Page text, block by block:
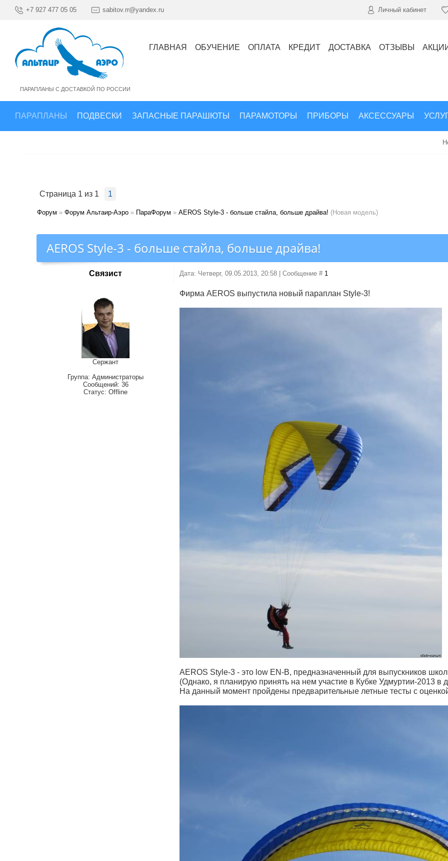
+7 927 477 05 05 sabitov.rr@yandex.ru Личный кабинет
ПАРАПЛАНЫ С ДОСТАВКОЙ ПО РОССИИ
ГЛАВНАЯ ОБУЧЕНИЕ ОПЛАТА КРЕДИТ ДОСТАВКА ОТЗЫВЫ
ПАРАПЛАНЫ ПОДВЕСКИ ЗАПАСНЫЕ ПАРАШЮТЫ ПАРАМОТОРЫ ПРИБОРЫ АКСЕССУАРЫ
Страница 1 из 1 1
Форум » Форум Альтаир-Аэро » ПараФорум » AEROS Style-3 - больше стайла, больше драйва! (Новая модель)
AEROS Style-3 - больше стайла, больше драйва!
Связист Дата: Четверг, 09.05.2013, 20:58 | Сообщение # 1
Сержант
Группа: Администраторы
Сообщений: 36
Статус: Offline
Фирма AEROS выпустила новый параплан Style-3!
AEROS Style-3 - это low EN-B, предназначенный для выпускников
(Однако, я планирую принять на нем участие в Кубке Удмуртии-2013 в
На данный момент пройдены предварительные летные тесты с